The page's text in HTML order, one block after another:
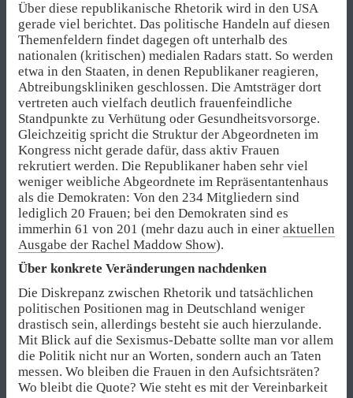
Über diese republikanische Rhetorik wird in den USA
gerade viel berichtet. Das politische Handeln auf diesen
Themenfeldern findet dagegen oft unterhalb des
nationalen (kritischen) medialen Radars statt. So werden
etwa in den Staaten, in denen Republikaner reagieren,
Abtreibungskliniken geschlossen. Die Amtsträger dort
vertreten auch vielfach deutlich frauenfeindliche
Standpunkte zu Verhütung oder Gesundheitsvorsorge.
Gleichzeitig spricht die Struktur der Abgeordneten im
Kongress nicht gerade dafür, dass aktiv Frauen
rekrutiert werden. Die Republikaner haben sehr viel
weniger weibliche Abgeordnete im Repräsentantenhaus
als die Demokraten: Von den 234 Mitgliedern sind
lediglich 20 Frauen; bei den Demokraten sind es
immerhin 61 von 201 (mehr dazu auch in einer aktuellen
Ausgabe der Rachel Maddow Show).
Über konkrete Veränderungen nachdenken
Die Diskrepanz zwischen Rhetorik und tatsächlichen
politischen Positionen mag in Deutschland weniger
drastisch sein, allerdings besteht sie auch hierzulande.
Mit Blick auf die Sexismus-Debatte sollte man vor allem
die Politik nicht nur an Worten, sondern auch an Taten
messen. Wo bleiben die Frauen in den Aufsichtsräten?
Wo bleibt die Quote? Wie steht es mit der Vereinbarkeit